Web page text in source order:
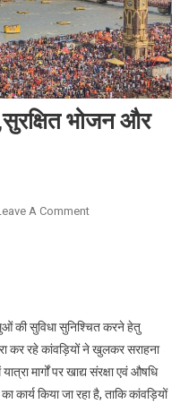
भोजन और
A CommentOn
,सुरक्षित
भोजन
और
दवाईयां
की सुविधा सुनिश्चित करने हेतु
कर रहे कांवड़ियों ने खुलकर सराहना
मार्गों पर खाद्य संरक्षा एवं औषधि
कार्य किया जा रहा है, ताकि कांवड़ियों